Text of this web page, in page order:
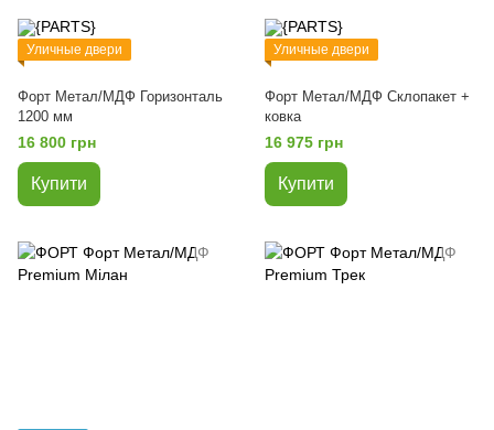
Уличные двери
Форт Метал/МДФ Горизонталь
1200 мм
16 800 грн
Купити
Уличные двери
Форт Метал/МДФ Склопакет +
ковка
16 975 грн
Купити